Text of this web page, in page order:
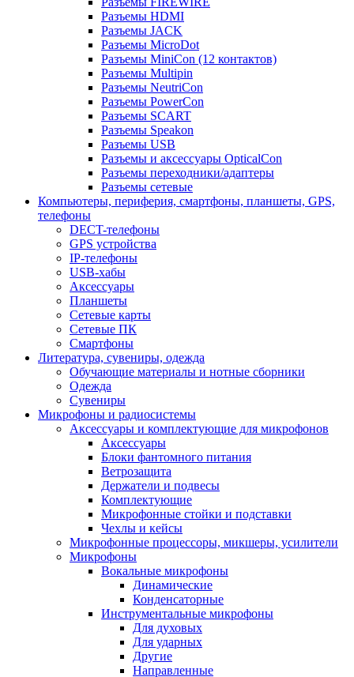
Разъемы HDMI
Разъемы JACK
Разъемы MicroDot
Разъемы MiniCon (12 контактов)
Разъемы Multipin
Разъемы NeutriCon
Разъемы PowerCon
Разъемы SCART
Разъемы Speakon
Разъемы USB
Разъемы и аксессуары OpticalCon
Разъемы переходники/адаптеры
Разъемы сетевые
Компьютеры, периферия, смартфоны, планшеты, GPS,
телефоны
DECT-телефоны
GPS устройства
IP-телефоны
USB-хабы
Аксессуары
Планшеты
Сетевые карты
Сетевые ПК
Смартфоны
Литература, сувениры, одежда
Обучающие материалы и нотные сборники
Одежда
Сувениры
Микрофоны и радиосистемы
Аксессуары и комплектующие для микрофонов
Аксессуары
Блоки фантомного питания
Ветрозащита
Держатели и подвесы
Комплектующие
Микрофонные стойки и подставки
Чехлы и кейсы
Микрофонные процессоры, микшеры, усилители
Микрофоны
Вокальные микрофоны
Динамические
Конденсаторные
Инструментальные микрофоны
Для духовых
Для ударных
Другие
Направленные